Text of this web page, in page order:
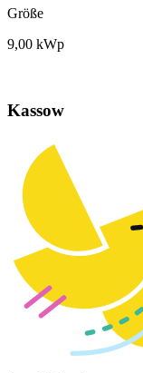
Größe
9,00 kWp
Kassow